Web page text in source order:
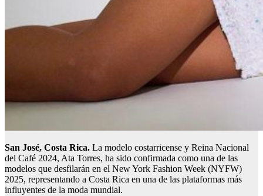
San José, Costa Rica. La modelo costarricense y Reina Nacional
del Café 2024, Ata Torres, ha sido confirmada como una de las
modelos que desfilarán en el New York Fashion Week (NYFW)
2025, representando a Costa Rica en una de las plataformas más
influyentes de la moda mundial.